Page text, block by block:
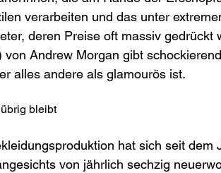
verarbeiten und das unter
deren Preise oft massiv gedrückt
Andrew Morgan gibt
alles andere als glamourös ist.
bleibt
hat sich seit dem
von jährlich sechzig